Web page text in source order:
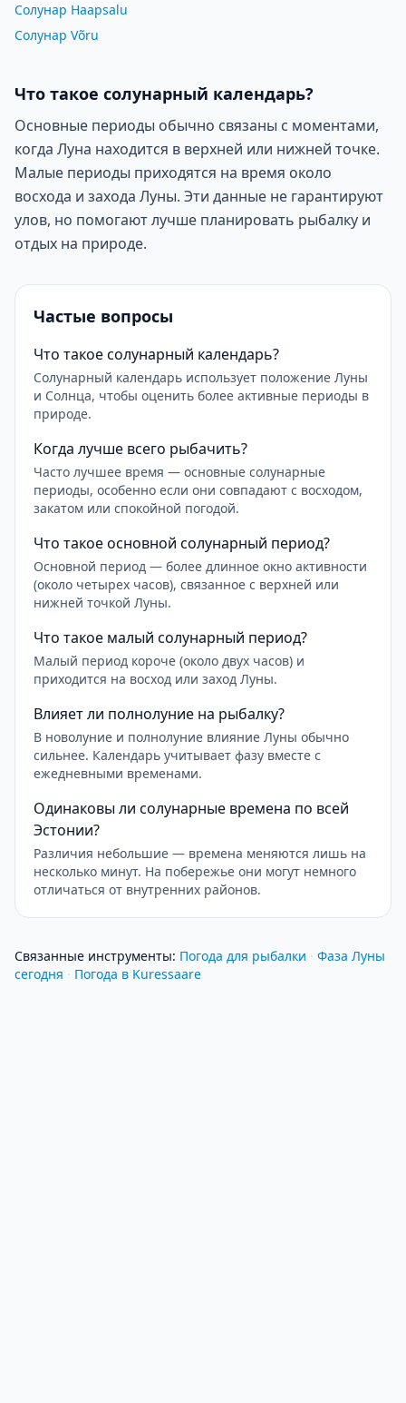
Солунар Haapsalu
Солунар Võru
Что такое солунарный календарь?
Основные периоды обычно связаны с моментами,
когда Луна находится в верхней или нижней точке.
Малые периоды приходятся на время около
восхода и захода Луны. Эти данные не гарантируют
улов, но помогают лучше планировать рыбалку и
отдых на природе.
Частые вопросы
Что такое солунарный календарь?
Солунарный календарь использует положение Луны
и Солнца, чтобы оценить более активные периоды в
природе.
Когда лучше всего рыбачить?
Часто лучшее время — основные солунарные
периоды, особенно если они совпадают с восходом,
закатом или спокойной погодой.
Что такое основной солунарный период?
Основной период — более длинное окно активности
(около четырех часов), связанное с верхней или
нижней точкой Луны.
Что такое малый солунарный период?
Малый период короче (около двух часов) и
приходится на восход или заход Луны.
Влияет ли полнолуние на рыбалку?
В новолуние и полнолуние влияние Луны обычно
сильнее. Календарь учитывает фазу вместе с
ежедневными временами.
Одинаковы ли солунарные времена по всей
Эстонии?
Различия небольшие — времена меняются лишь на
несколько минут. На побережье они могут немного
отличаться от внутренних районов.
Связанные инструменты: Погода для рыбалки · Фаза Луны
сегодня · Погода в Kuressaare